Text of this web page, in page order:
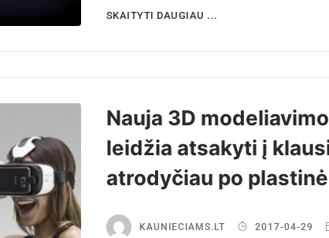
SKAITYTI DAUGIAU ...
Nauja 3D
leidžia atsakyti į
atrodyčiau po
KAUNIECIAMS.LT 2017-04-29